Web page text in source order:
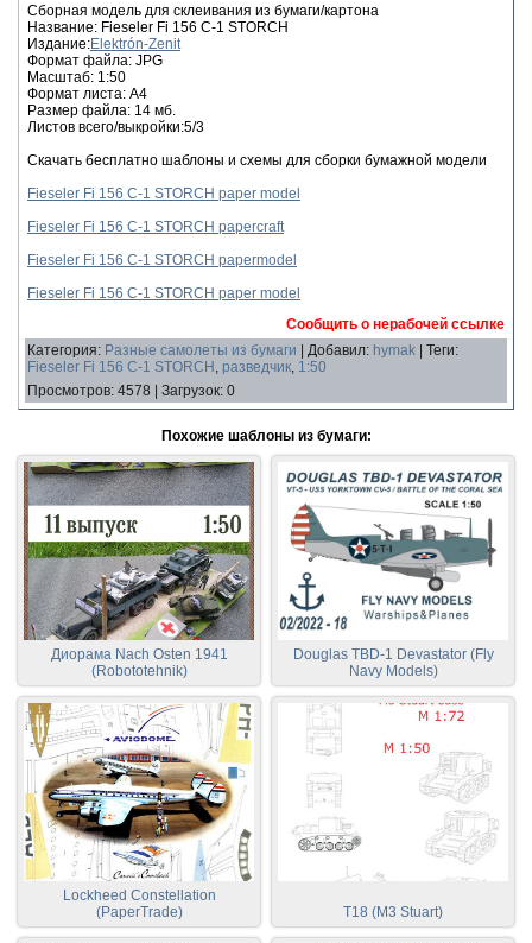
Сборная модель для склеивания из бумаги/картона
Название: Fieseler Fi 156 C-1 STORCH
Издание:Elektrón-Zenit
Формат файла: JPG
Масштаб: 1:50
Формат листа: А4
Размер файла: 14 мб.
Листов всего/выкройки:5/3
Скачать бесплатно шаблоны и схемы для сборки бумажной модели
Fieseler Fi 156 C-1 STORCH paper model
Fieseler Fi 156 C-1 STORCH papercraft
Fieseler Fi 156 C-1 STORCH papermodel
Fieseler Fi 156 C-1 STORCH paper model
Сообщить о нерабочей ссылке
Категория: Разные самолеты из бумаги Добавил: hymak Теги:
Fieseler Fi 156 C-1 STORCH , разведчик, 1:50
Просмотров: 4578 Загрузок: 0
Похожие шаблоны из бумаги:
Диорама Nach Osten 1941
(Robototehnik)
Douglas TBD-1 Devastator (Fly
Navy Models)
Lockheed Constellation
(PaperTrade)
T18 (M3 Stuart)